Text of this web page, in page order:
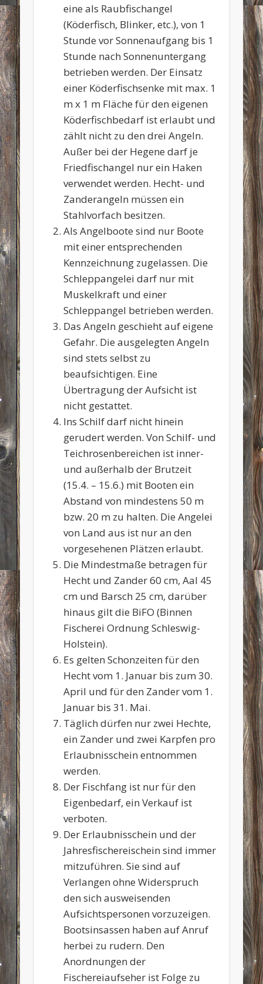
eine als Raubfischangel
(Köderfisch, Blinker, etc.), von 1
Stunde vor Sonnenaufgang bis 1
Stunde nach Sonnenuntergang
betrieben werden. Der Einsatz
einer Köderfischsenke mit max. 1
m x 1 m Fläche für den eigenen
Köderfischbedarf ist erlaubt und
zählt nicht zu den drei Angeln.
Außer bei der Hegene darf je
Friedfischangel nur ein Haken
verwendet werden. Hecht- und
Zanderangeln müssen ein
Stahlvorfach besitzen.
Als Angelboote sind nur Boote
mit einer entsprechenden
Kennzeichnung zugelassen. Die
Schleppangelei darf nur mit
Muskelkraft und einer
Schleppangel betrieben werden.
Das Angeln geschieht auf eigene
Gefahr. Die ausgelegten Angeln
sind stets selbst zu
beaufsichtigen. Eine
Übertragung der Aufsicht ist
nicht gestattet.
Ins Schilf darf nicht hinein
gerudert werden. Von Schilf- und
Teichrosenbereichen ist inner-
und außerhalb der Brutzeit
(15.4. – 15.6.) mit Booten ein
Abstand von mindestens 50 m
bzw. 20 m zu halten. Die Angelei
von Land aus ist nur an den
vorgesehenen Plätzen erlaubt.
Die Mindestmaße betragen für
Hecht und Zander 60 cm, Aal 45
cm und Barsch 25 cm, darüber
hinaus gilt die BiFO (Binnen
Fischerei Ordnung Schleswig-
Holstein).
Es gelten Schonzeiten für den
Hecht vom 1. Januar bis zum 30.
April und für den Zander vom 1.
Januar bis 31. Mai.
Täglich dürfen nur zwei Hechte,
ein Zander und zwei Karpfen pro
Erlaubnisschein entnommen
werden.
Der Fischfang ist nur für den
Eigenbedarf, ein Verkauf ist
verboten.
Der Erlaubnisschein und der
Jahresfischereischein sind immer
mitzuführen. Sie sind auf
Verlangen ohne Widerspruch
den sich ausweisenden
Aufsichtspersonen vorzuzeigen.
Bootsinsassen haben auf Anruf
herbei zu rudern. Den
Anordnungen der
Fischereiaufseher ist Folge zu